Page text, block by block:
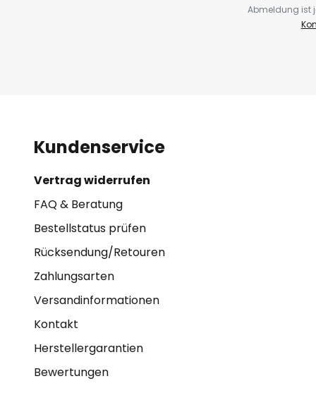
Abmeldung ist
Kundenservice
Vertrag widerrufen
FAQ & Beratung
Bestellstatus prüfen
Rücksendung/Retouren
Zahlungsarten
Versandinformationen
Kontakt
Herstellergarantien
Bewertungen